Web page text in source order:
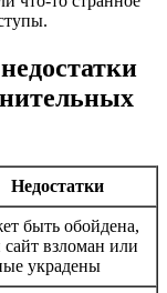
Недостатки
быть обойдена,
сайт взломан или
украдены